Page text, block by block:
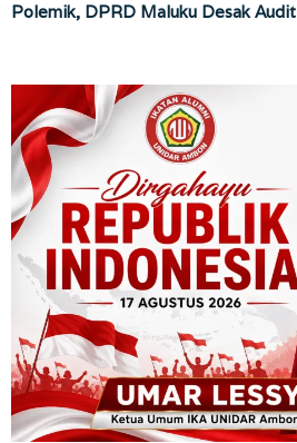
Polemik, DPRD Maluku Desak Audit